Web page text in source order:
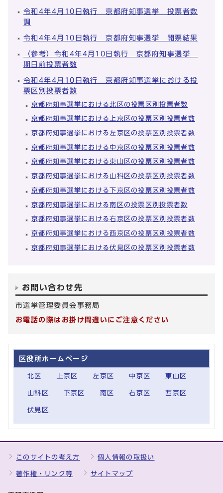
令和4年4月10日執行 京都府知事選挙 投票者数
調
令和4年4月10日執行 京都府知事選挙 開票結果
（参考）令和4年4月10日執行 京都府知事選挙
期日前投票者数
令和4年4月10日執行 京都府知事選挙における投
票区別投票者数
京都府知事選挙における北区の投票区別投票者数
京都府知事選挙における上京区の投票区別投票者数
京都府知事選挙における左京区の投票区別投票者数
京都府知事選挙における中京区の投票区別投票者数
京都府知事選挙における東山区の投票区別投票者数
京都府知事選挙における山科区の投票区別投票者数
京都府知事選挙における下京区の投票区別投票者数
京都府知事選挙における南区の投票区別投票者数
京都府知事選挙における右京区の投票区別投票者数
京都府知事選挙における西京区の投票区別投票者数
京都府知事選挙における伏見区の投票区別投票者数
お問い合わせ先
市選挙管理委員会事務局
お電話の際はお掛け間違いにご注意ください
区役所ホームページ
北区 上京区 左京区 中京区 東山区
山科区 下京区 南区 右京区 西京区
伏見区
このサイトの考え方 個人情報の取扱い
著作権・リンク等 サイトマップ